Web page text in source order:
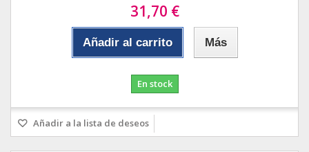
31,70 €
Añadir al carrito Más
En stock
Añadir a la lista de deseos